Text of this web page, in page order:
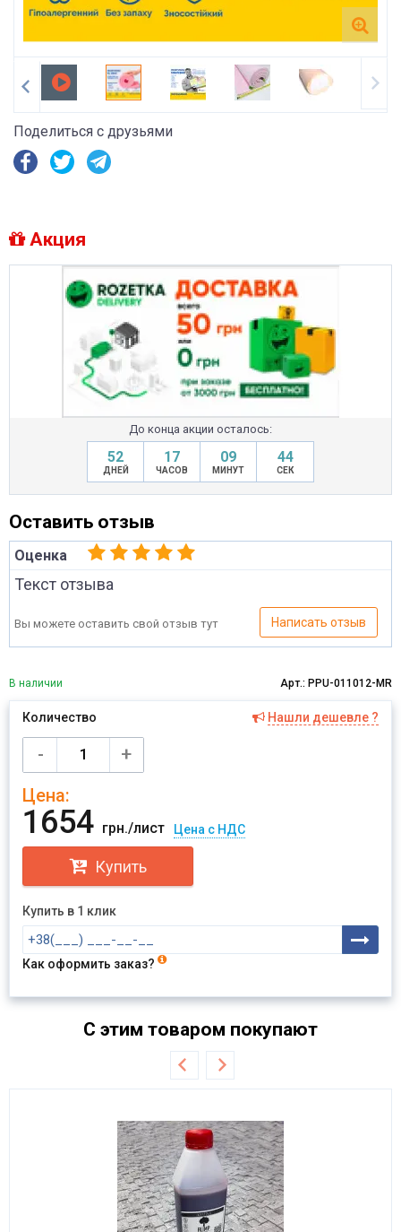
Поделиться с друзьями
Акция
До конца акции осталось:
52
ДНЕЙ
17
ЧАСОВ
09
МИНУТ
43
СЕК
Оставить отзыв
Оценка
Текст отзыва
Вы можете оставить свой отзыв тут Написать отзыв
В наличии Арт.: PPU-011012-MR
Количество Нашли дешевле ?
-
+
Цена:
1654 грн./лист Цена с НДС
Купить
Купить в 1 клик
Как оформить заказ?
С этим товаром покупают